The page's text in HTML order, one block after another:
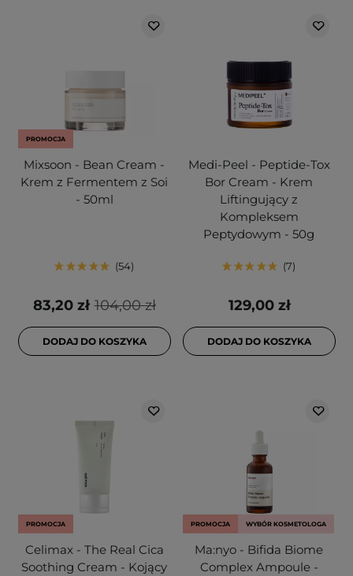
PROMOCJA
Mixsoon - Bean Cream -
Krem z Fermentem z Soi
- 50ml
54
104,00 zł
83,20 zł
DODAJ DO KOSZYKA
Medi-Peel - Peptide-Tox
Bor Cream - Krem
Liftingujący z
Kompleksem
Peptydowym - 50g
7
129,00 zł
DODAJ DO KOSZYKA
PROMOCJA
Celimax - The Real Cica
Soothing Cream - Kojący
PROMOCJA WYBÓR KOSMETOLOGA
Ma:nyo - Bifida Biome
Complex Ampoule -